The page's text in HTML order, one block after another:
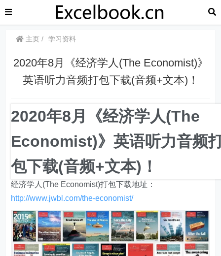
主页 学习资料
2020年8月《经济学人(The Economist)》
英语听力音频打包下载(音频+文本)！
2020年8月《经济学人(The
Economist)》英语听力音频
包下载(音频+文本)！
经济学人于1843年在伦敦建刊，以独立和全球化的视角
着称。说它是杂志，其实它是以报纸的身份注册的。经济
学家每周四晚上在世界六个地方同步印刷，同时于当天晚
些时候在网上更新最新一期的内容。经济学家是一本完全
国际化期刊，其中80％的发行量来自英国之外。
经济学人(The Economist)打包下载地址：
http://www.jwbl.com/the-economist/